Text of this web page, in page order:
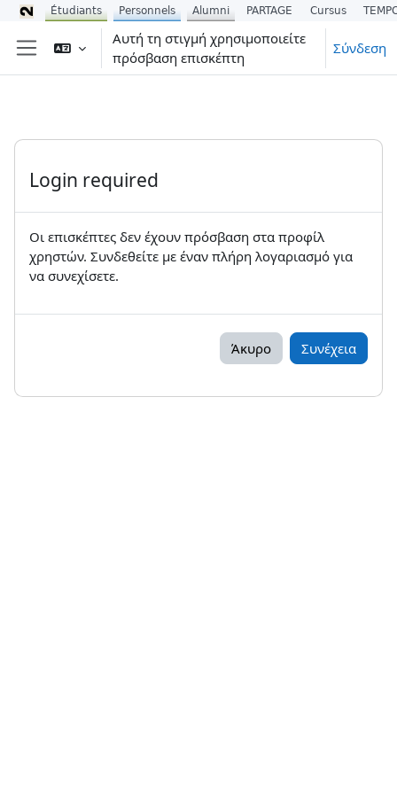
Μετάβαση στο κεντρικό περιεχόμενο
Πλευρικός πίνακας
Αυτή τη στιγμή χρησιμοποιείτε
πρόσβαση επισκέπτη
Σύνδεση
Login required
Οι επισκέπτες δεν έχουν πρόσβαση στα προφίλ
χρηστών. Συνδεθείτε με έναν πλήρη λογαριασμό για
να συνεχίσετε.
Άκυρο Συνέχεια
Étudiants Personnels Alumni PARTAGE Cursus